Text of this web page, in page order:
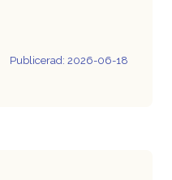
Publicerad: 2026-06-18